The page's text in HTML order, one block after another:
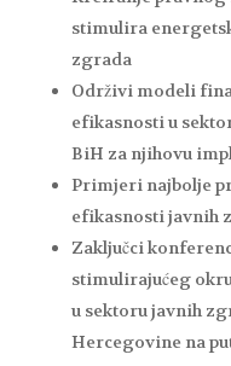
stimulira
zgrada
Održivi modeli
efikasnosti u
BiH za njihovu
Primjeri najbolje
efikasnosti javnih
Zaključci
stimulirajućeg
u sektoru javnih
Hercegovine na